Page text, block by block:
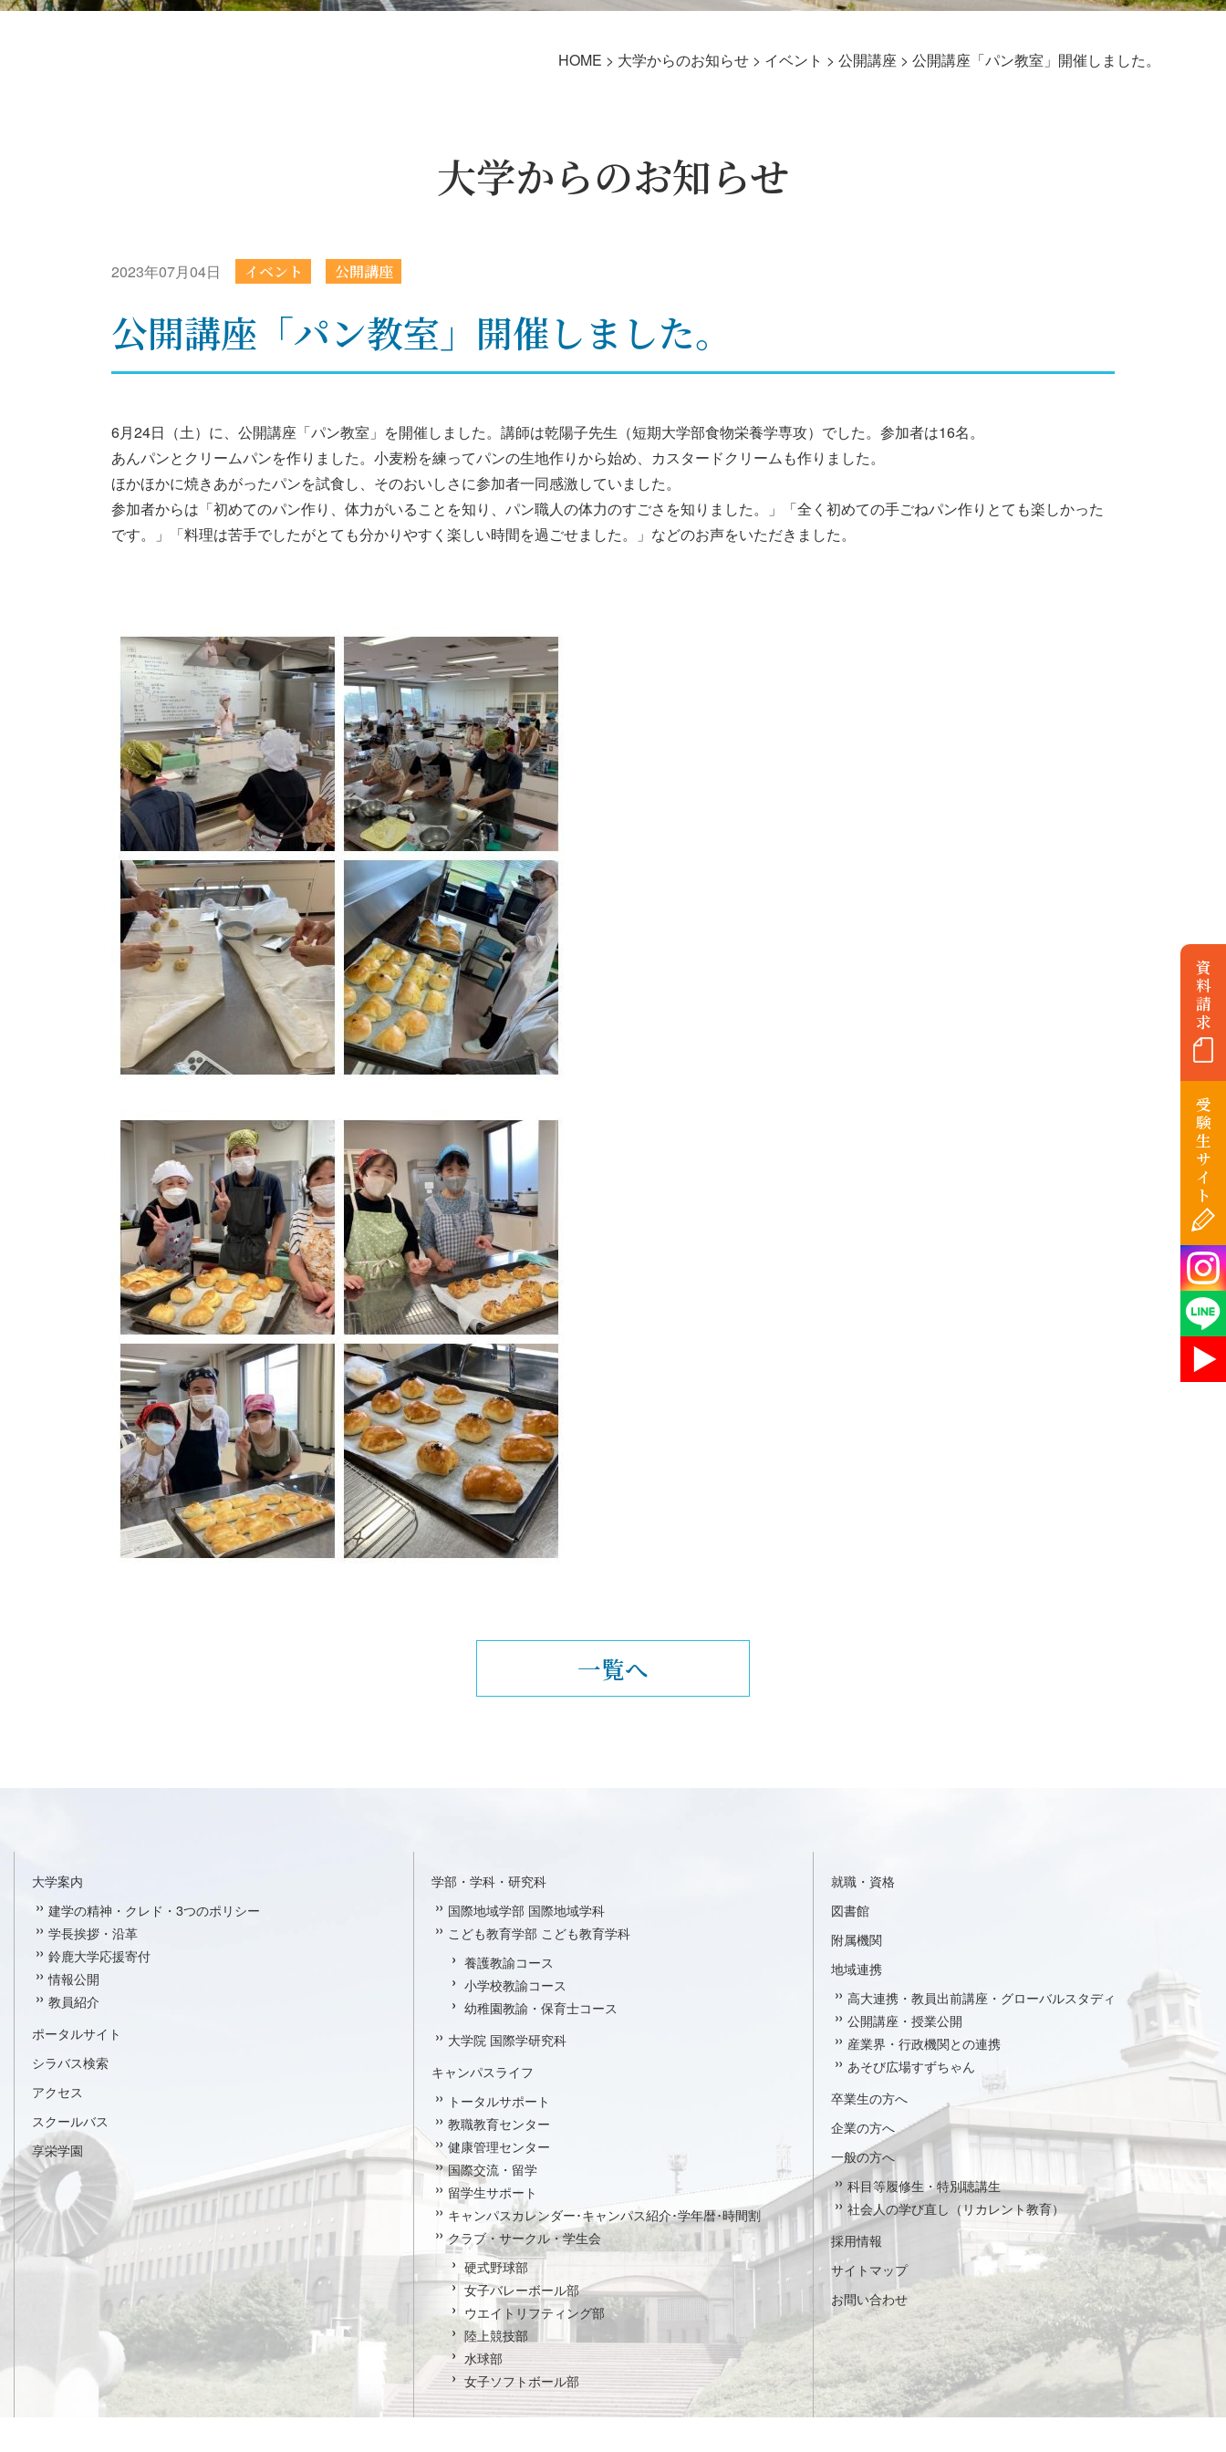
資
料
請
求
受
験
生
サ
イ
ト
HOME > 大学からのお知らせ > イベント > 公開講座 > 公開講座「パン教室」開催しました。
大学からのお知らせ
2023年07月04日 イベント 公開講座
公開講座「パン教室」開催しました。
6月24日（土）に、公開講座「パン教室」を開催しました。講師は乾陽子先生（短期大学部食物栄養学専攻）でした。参加者は16名。
あんパンとクリームパンを作りました。小麦粉を練ってパンの生地作りから始め、カスタードクリームも作りました。
ほかほかに焼きあがったパンを試食し、そのおいしさに参加者一同感激していました。
参加者からは「初めてのパン作り、体力がいることを知り、パン職人の体力のすごさを知りました。」「全く初めての手ごねパン作りとても楽しかった
です。」「料理は苦手でしたがとても分かりやすく楽しい時間を過ごせました。」などのお声をいただきました。
一覧へ
大学案内
建学の精神・クレド・3つのポリシー
学長挨拶・沿革
鈴鹿大学応援寄付
情報公開
教員紹介
ポータルサイト
シラバス検索
アクセス
スクールバス
享栄学園
学部・学科・研究科
国際地域学部 国際地域学科
こども教育学部 こども教育学科
養護教諭コース
小学校教諭コース
幼稚園教諭・保育士コース
大学院 国際学研究科
キャンパスライフ
トータルサポート
教職教育センター
健康管理センター
国際交流・留学
留学生サポート
キャンパスカレンダー･キャンパス紹介･学年暦･時間割
クラブ・サークル・学生会
硬式野球部
女子バレーボール部
ウエイトリフティング部
陸上競技部
水球部
女子ソフトボール部
就職・資格
図書館
附属機関
地域連携
高大連携・教員出前講座・グローバルスタディ
公開講座・授業公開
産業界・行政機関との連携
あそび広場すずちゃん
卒業生の方へ
企業の方へ
一般の方へ
科目等履修生・特別聴講生
社会人の学び直し（リカレント教育）
採用情報
サイトマップ
お問い合わせ